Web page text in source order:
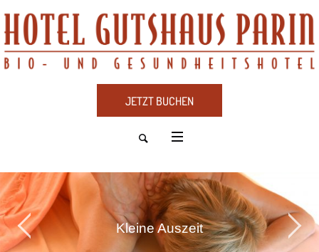
JETZT BUCHEN
Kleine Auszeit